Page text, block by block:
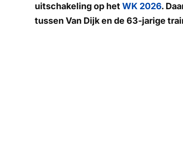
uitschakeling op het WK 2026.
tussen Van Dijk en de 63-jarige